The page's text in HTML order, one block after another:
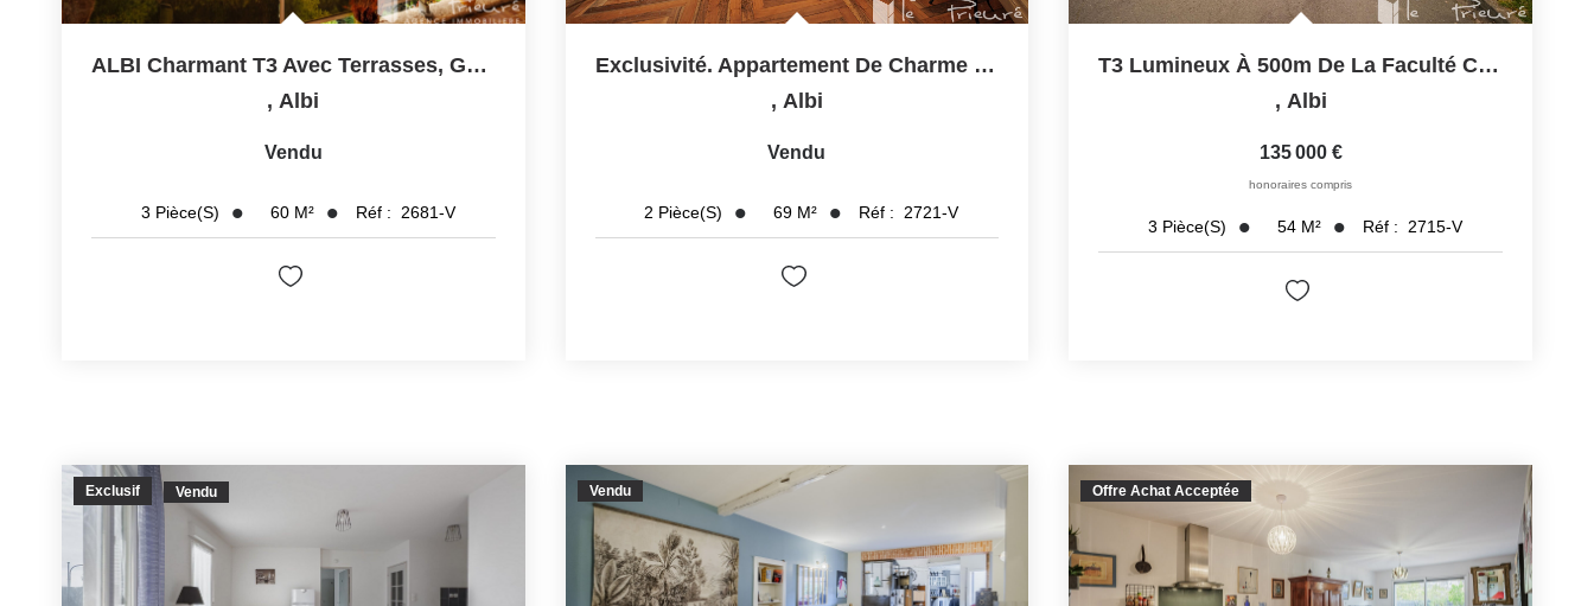
ALBI Charmant T3 Avec Terrasses, Garage Et Cave, Au Calme,...
, Albi
Vendu
3 Pièce(s) 60 M² Réf : 2681-V
Exclusivité. Appartement De Charme De 69 M² Avec Vue...
, Albi
Vendu
2 Pièce(s) 69 M² Réf : 2721-V
T3 Lumineux À 500m De La Faculté Champollion, Dans Une...
, Albi
135 000 €
honoraires compris
3 Pièce(s) 54 M² Réf : 2715-V
Exclusif Vendu Vendu Offre Achat Acceptée